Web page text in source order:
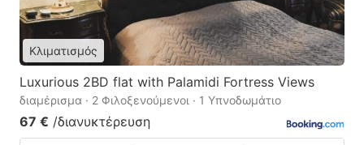
Κλιματισμός
Luxurious 2BD flat with Palamidi Fortress Views
διαμέρισμα · 2 Φιλοξενούμενοι · 1 Υπνοδωμάτιο
67 € /διανυκτέρευση